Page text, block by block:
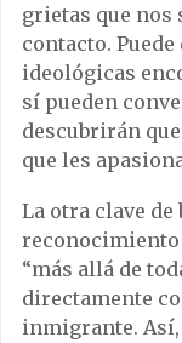
grietas que nos
contacto.
ideológicas
sí pueden
descubrirán
que les
La otra clave de
reconocimiento
“más allá de
directamente
inmigrante. Así,